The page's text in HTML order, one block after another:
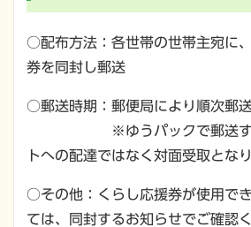
○配布方法：各世帯の世帯主宛に
券を同封し郵送
○郵送時期：郵便局により順次郵
※ゆうパックで郵送する
トへの配達ではなく対面受取となり
○その他：くらし応援券が使用で
ては、同封するお知らせでご確認く